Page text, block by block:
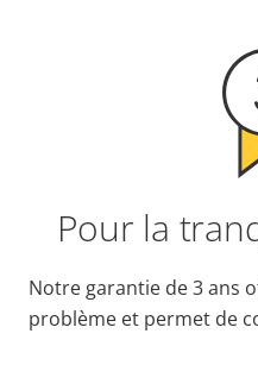
Pour la
Notre garantie de 3 ans
problème et permet de